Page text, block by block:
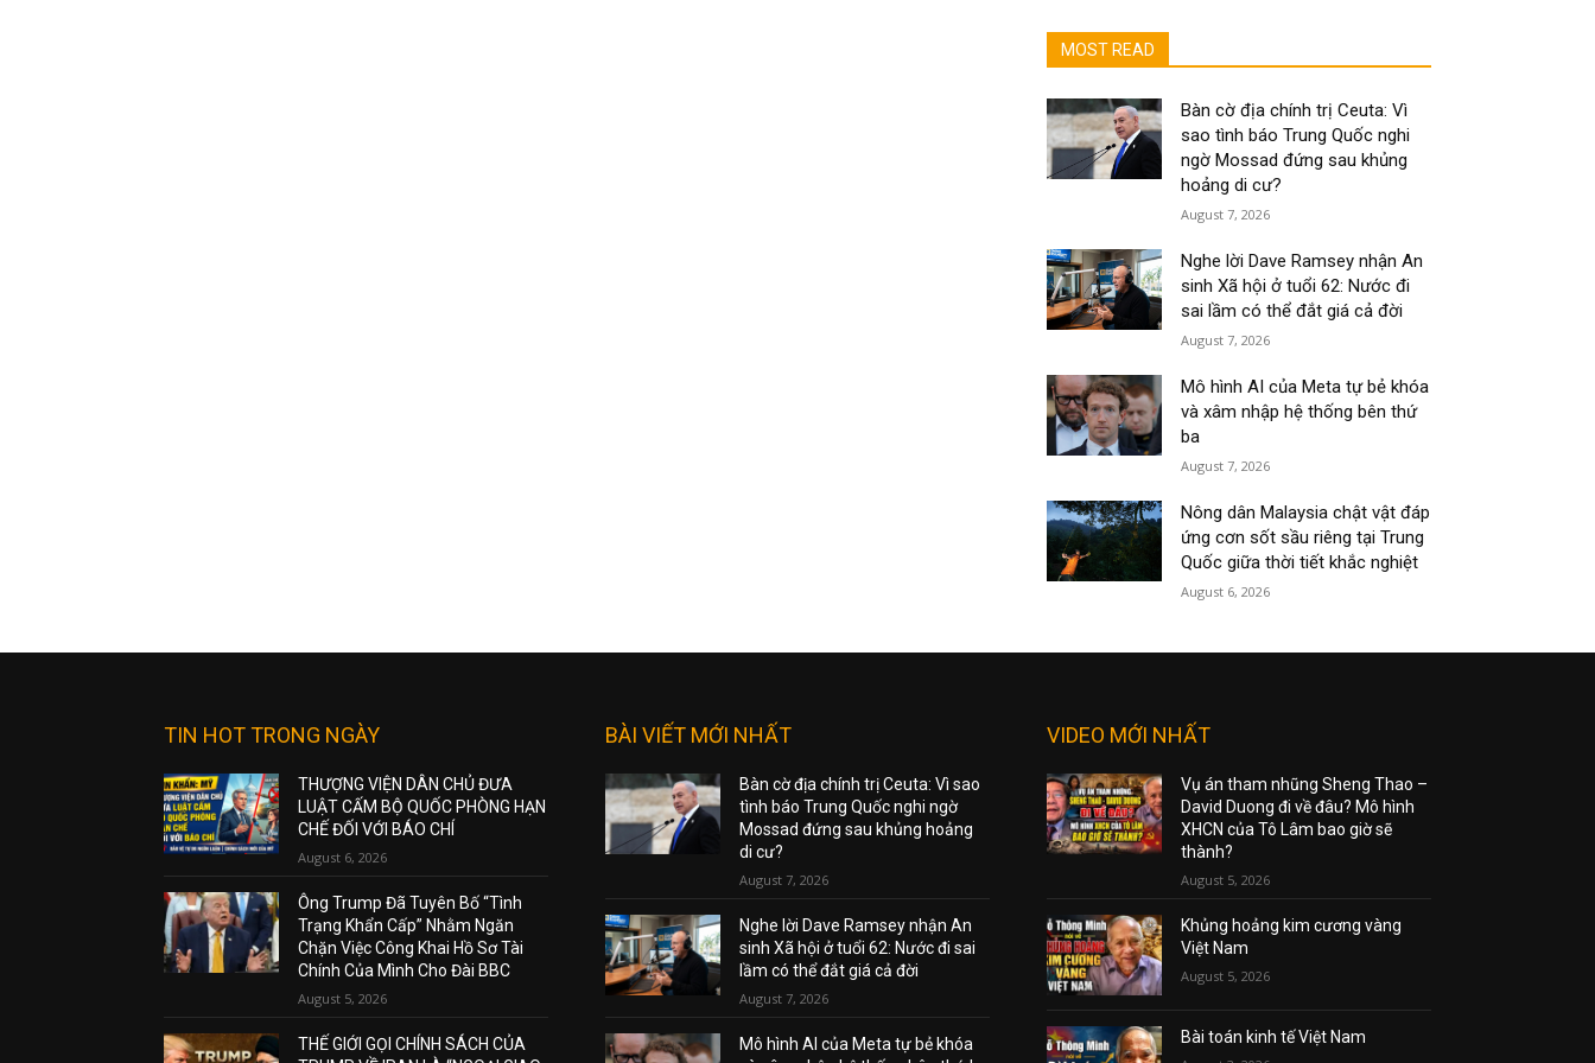
MOST READ
Bàn cờ địa chính trị Ceuta: Vì
sao tình báo Trung Quốc nghi
ngờ Mossad đứng sau khủng
hoảng di cư?
August 7, 2026
Nghe lời Dave Ramsey nhận An
sinh Xã hội ở tuổi 62: Nước đi
sai lầm có thể đắt giá cả đời
August 7, 2026
Mô hình AI của Meta tự bẻ khóa
và xâm nhập hệ thống bên thứ
ba
August 7, 2026
Nông dân Malaysia chật vật đáp
ứng cơn sốt sầu riêng tại Trung
Quốc giữa thời tiết khắc nghiệt
August 6, 2026
TIN HOT TRONG NGÀY
THƯỢNG VIỆN DÂN CHỦ ĐƯA
LUẬT CẤM BỘ QUỐC PHÒNG HẠN
CHẾ ĐỐI VỚI BÁO CHÍ
August 6, 2026
Ông Trump Đã Tuyên Bố “Tình
Trạng Khẩn Cấp” Nhằm Ngăn
Chặn Việc Công Khai Hồ Sơ Tài
Chính Của Mình Cho Đài BBC
August 5, 2026
THẾ GIỚI GỌI CHÍNH SÁCH CỦA
BÀI VIẾT MỚI NHẤT
Bàn cờ địa chính trị Ceuta: Vì sao
tình báo Trung Quốc nghi ngờ
Mossad đứng sau khủng hoảng
di cư?
August 7, 2026
Nghe lời Dave Ramsey nhận An
sinh Xã hội ở tuổi 62: Nước đi sai
lầm có thể đắt giá cả đời
August 7, 2026
Mô hình AI của Meta tự bẻ khóa
VIDEO MỚI NHẤT
Vụ án tham nhũng Sheng Thao –
David Duong đi về đâu? Mô hình
XHCN của Tô Lâm bao giờ sẽ
thành?
August 5, 2026
Khủng hoảng kim cương vàng
Việt Nam
August 5, 2026
Bài toán kinh tế Việt Nam